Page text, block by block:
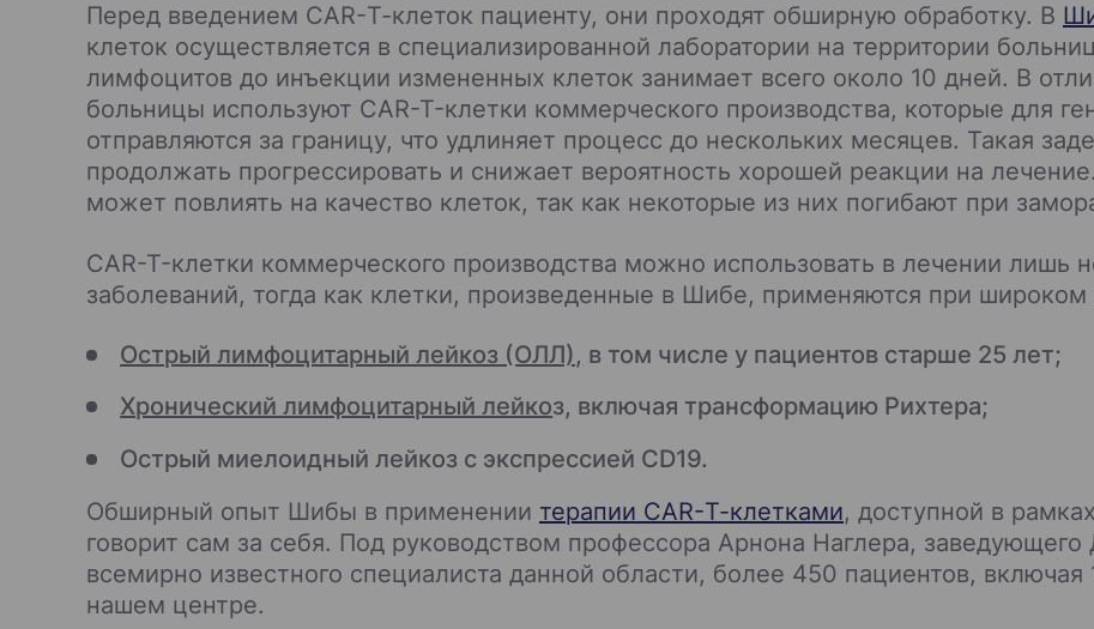
Перед введением CAR-Т-клеток пациенту, они проходят обширную обработку. В
клеток осуществляется в специализированной лаборатории на территории
лимфоцитов до инъекции измененных клеток занимает всего около 10 дней. В
больницы используют CAR-T-клетки коммерческого производства, которые для
отправляются за границу, что удлиняет процесс до нескольких месяцев. Такая
продолжать прогрессировать и снижает вероятность хорошей реакции на
может повлиять на качество клеток, так как некоторые из них погибают при
CAR-T-клетки коммерческого производства можно использовать в лечении лишь
заболеваний, тогда как клетки, произведенные в Шибе, применяются при
Острый лимфоцитарный лейкоз (ОЛЛ), в том числе у пациентов старше 25 лет;
Хронический лимфоцитарный лейкоз, включая трансформацию Рихтера;
Острый миелоидный лейкоз с экспрессией CD19.
Обширный опыт Шибы в применении терапии CAR-Т-клетками, доступной в
говорит сам за себя. Под руководством профессора Арнона Наглера,
всемирно известного специалиста данной области, более 450 пациентов,
нашем центре.